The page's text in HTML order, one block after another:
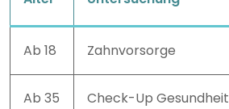
Ab 18 Zahnvorsorge
Ab 35 Check-Up Gesundheit